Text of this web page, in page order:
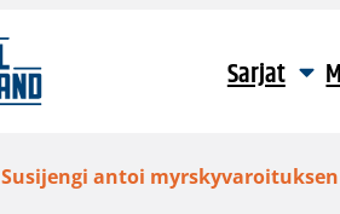
Sarjat
Susijengi antoi